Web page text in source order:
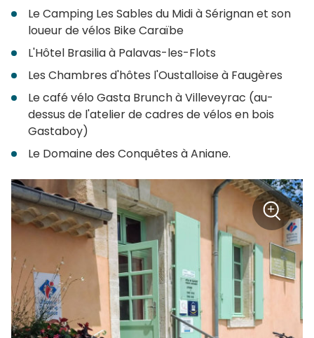
Le Camping Les Sables du Midi à Sérignan et son
loueur de vélos Bike Caraïbe
L'Hôtel Brasilia à Palavas-les-Flots
Les Chambres d'hôtes l'Oustalloise à Faugères
Le café vélo Gasta Brunch à Villeveyrac (au-
dessus de l'atelier de cadres de vélos en bois
Gastaboy)
Le Domaine des Conquêtes à Aniane.
+